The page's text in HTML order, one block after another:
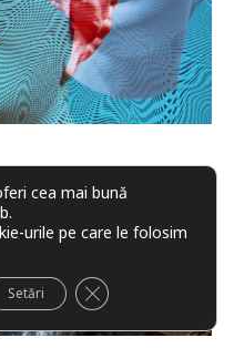
cea mai bună
urile pe care le folosim
Setări CLOSE GDPR